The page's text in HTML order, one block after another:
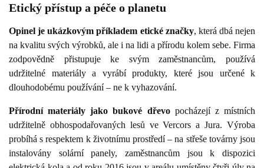
Etický přístup a péče o planetu
Opinel je ukázkovým příkladem etické značky, která dbá nejen
na kvalitu svých výrobků, ale i na lidi a přírodu kolem sebe. Firma
zodpovědně přistupuje ke svým zaměstnancům, používá
udržitelné materiály a vyrábí produkty, které jsou určené k
dlouhodobému používání – ne k vyhazování.
Přírodní materiály jako bukové dřevopocházejí z místních
udržitelně obhospodařovaných lesů ve Vercors a Jura. Výroba
probíhá s respektem k životnímu prostředí – na střeše továrny jsou
instalovány solární panely, zaměstnancům jsou k dispozici